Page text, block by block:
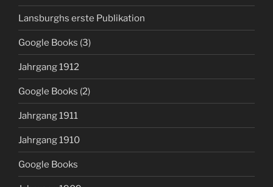
Lansburghs erste Publikation
Google Books (3)
Jahrgang 1912
Google Books (2)
Jahrgang 1911
Jahrgang 1910
Google Books